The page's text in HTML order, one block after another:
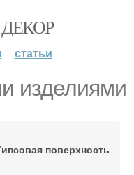
статьи
изделиями
поверхность